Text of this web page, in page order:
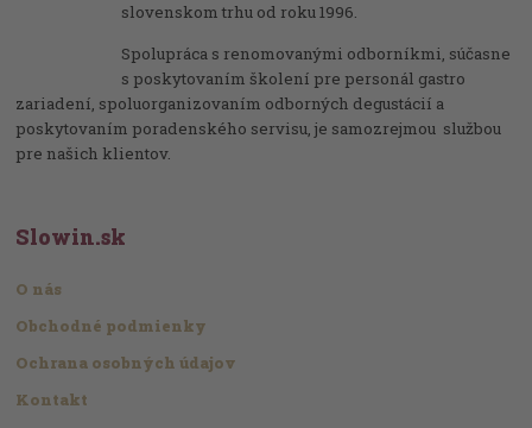
slovenskom trhu od roku 1996.
Spolupráca s renomovanými odborníkmi, súčasne
s poskytovaním školení pre personál gastro
zariadení, spoluorganizovaním odborných degustácií a
poskytovaním poradenského servisu, je samozrejmou službou
pre našich klientov.
Slowin.sk
O nás
Obchodné podmienky
Ochrana osobných údajov
Kontakt